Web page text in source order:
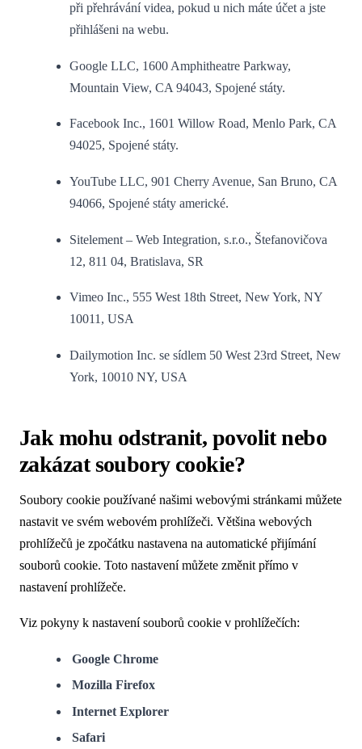
při přehrávání videa, pokud u nich máte účet a jste
přihlášeni na webu.
Google LLC, 1600 Amphitheatre Parkway,
Mountain View, CA 94043, Spojené státy.
Facebook Inc., 1601 Willow Road, Menlo Park, CA
94025, Spojené státy.
YouTube LLC, 901 Cherry Avenue, San Bruno, CA
94066, Spojené státy americké.
Sitelement – Web Integration, s.r.o., Štefanovičova
12, 811 04, Bratislava, SR
Vimeo Inc., 555 West 18th Street, New York, NY
10011, USA
Dailymotion Inc. se sídlem 50 West 23rd Street, New
York, 10010 NY, USA
Jak mohu odstranit, povolit nebo
zakázat soubory cookie?
Soubory cookie používané našimi webovými stránkami můžete
nastavit ve svém webovém prohlížeči. Většina webových
prohlížečů je zpočátku nastavena na automatické přijímání
souborů cookie. Toto nastavení můžete změnit přímo v
nastavení prohlížeče.
Viz pokyny k nastavení souborů cookie v prohlížečích:
Google Chrome
Mozilla Firefox
Internet Explorer
Safari